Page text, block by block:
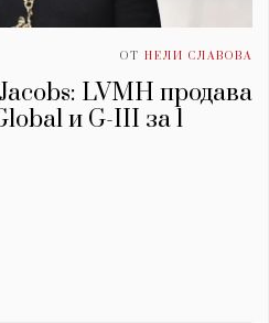
ОТ НЕЛИ СЛАВОВА
LVMH продава
и G-III за 1